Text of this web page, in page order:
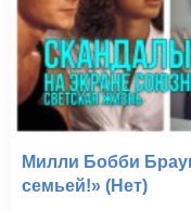
Милли Бобби
семьей!» (Нет)